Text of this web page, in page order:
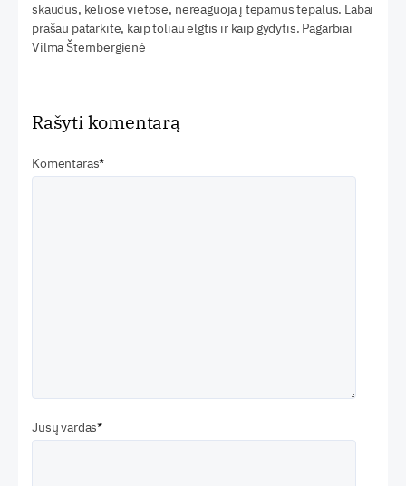
skaudūs, keliose vietose, nereaguoja į tepamus tepalus. Labai
prašau patarkite, kaip toliau elgtis ir kaip gydytis. Pagarbiai
Vilma Šternbergienė
Rašyti komentarą
Komentaras
Jūsų vardas